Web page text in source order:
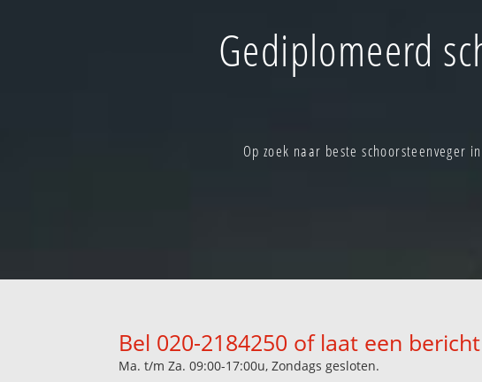
Gediplomeerd
Op zoek naar beste schoorsteenveger
Bel 020-2184250 of laat een
Ma. t/m Za. 09:00-17:00u, Zondags gesloten.